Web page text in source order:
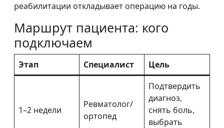
реабилитации откладывает операцию на годы.
Маршрут пациента: кого
подключаем
Этап Специалист Цель
1–2 недели
Ревматолог/
ортопед
Подтвердить
диагноз,
снять боль,
выбрать